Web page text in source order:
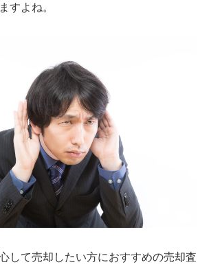
すよね。
して売却したい方におすすめの売却査